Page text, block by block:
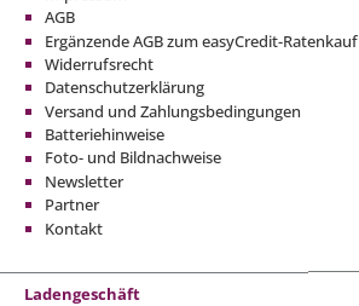
AGB
Ergänzende AGB zum easyCredit-Ratenkauf
Widerrufsrecht
Datenschutzerklärung
Versand und Zahlungsbedingungen
Batteriehinweise
Foto- und Bildnachweise
Newsletter
Partner
Kontakt
Ladengeschäft